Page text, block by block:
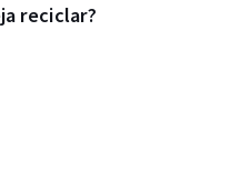
reciclar?